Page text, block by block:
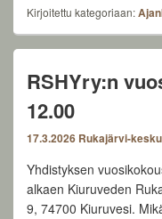
Kirjoitettu kategoriaan:
RSHYry:n
12.00
17.3.2026 Rukajärvi-
Yhdistyksen
alkaen Kiuruveden
9, 74700 Kiuruvesi.